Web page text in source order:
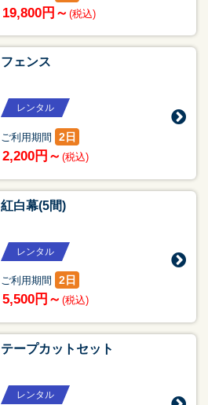
19,800円～ (税込)
フェンス
レンタル
ご利用期間 2日
2,200円～ (税込)
紅白幕(5間)
レンタル
ご利用期間 2日
5,500円～ (税込)
テープカットセット
レンタル